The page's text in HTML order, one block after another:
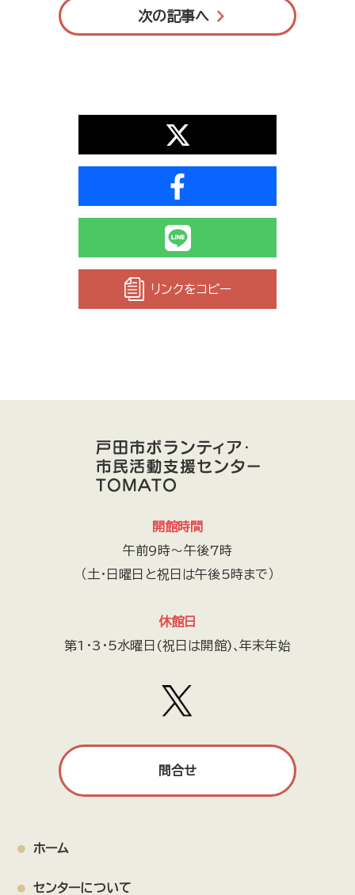
次の記事へ
リンクをコピー
開館時間
午前9時～午後7時
（土・日曜日と祝日は午後5時まで）
休館日
第1・3・5水曜日(祝日は開館)､年末年始
問合せ
ホーム
センターについて